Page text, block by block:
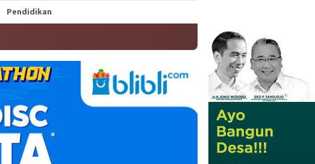
Pendidikan